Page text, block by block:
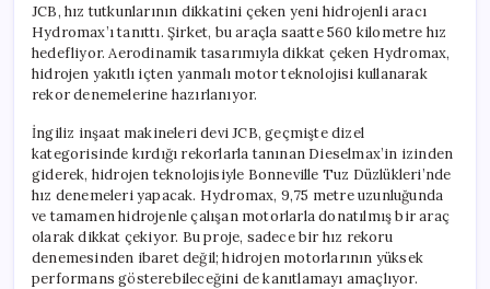
Hız
Rekorlarını
Altüst
Etmeye
JCB, hız tutkunlarının dikkatini çeken yeni hidrojenli aracı
Hydromax’ı tanıttı. Şirket, bu araçla saatte 560 kilometre hız
hedefliyor. Aerodinamik tasarımıyla dikkat çeken Hydromax,
hidrojen yakıtlı içten yanmalı motor teknolojisi kullanarak
rekor denemelerine hazırlanıyor.
İngiliz inşaat makineleri devi JCB, geçmişte dizel
kategorisinde kırdığı rekorlarla tanınan Dieselmax’in izinden
giderek, hidrojen teknolojisiyle Bonneville Tuz Düzlükleri’nde
hız denemeleri yapacak. Hydromax, 9,75 metre uzunluğunda
ve tamamen hidrojenle çalışan motorlarla donatılmış bir araç
olarak dikkat çekiyor. Bu proje, sadece bir hız rekoru
denemesinden ibaret değil; hidrojen motorlarının yüksek
performans gösterebileceğini de kanıtlamayı amaçlıyor.